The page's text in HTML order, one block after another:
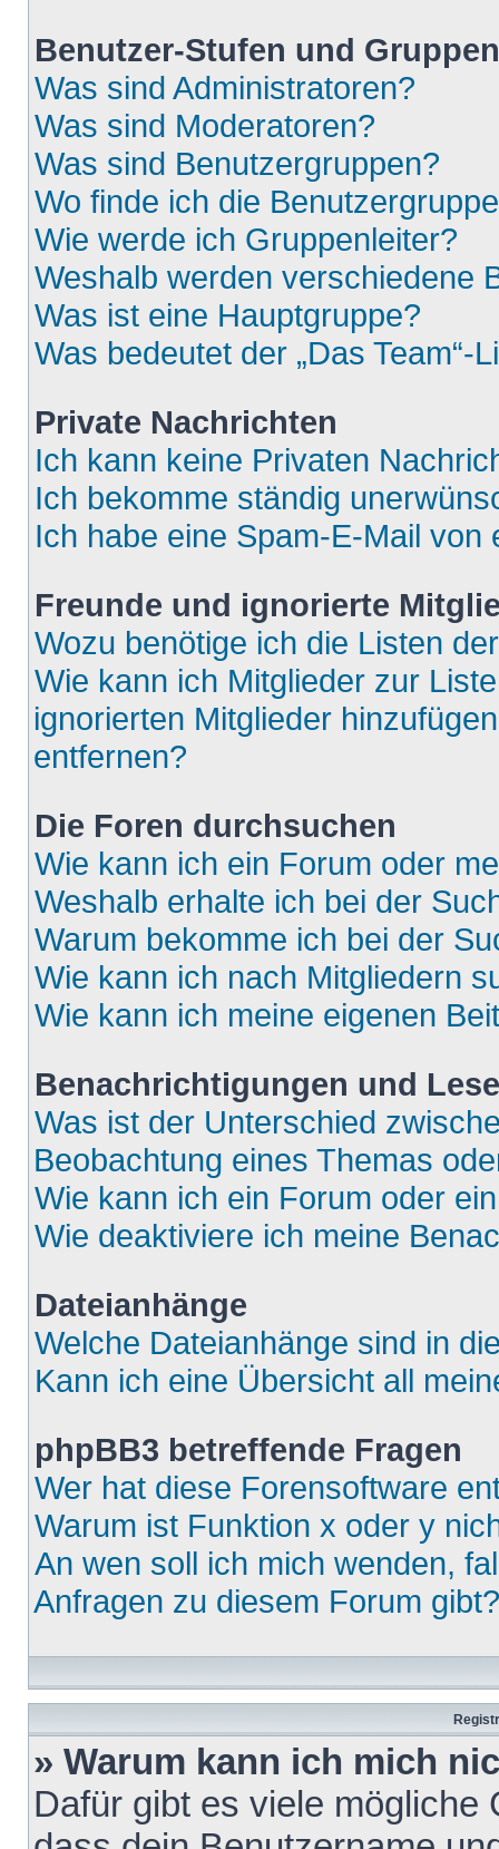
Benutzer-Stufen und Gruppen
Was sind Administratoren?
Was sind Moderatoren?
Was sind Benutzergruppen?
Wo finde ich die
Wie werde ich Gruppenleiter?
Weshalb werden verschiedene
Was ist eine Hauptgruppe?
Was bedeutet der „Das Team“-
Private Nachrichten
Ich kann keine Privaten
Ich bekomme ständig
Ich habe eine Spam-E-Mail
Freunde und ignorierte
Wozu benötige ich die Listen
Wie kann ich Mitglieder zur
ignorierten Mitglieder
entfernen?
Die Foren durchsuchen
Wie kann ich ein Forum oder
Weshalb erhalte ich bei der
Warum bekomme ich bei der
Wie kann ich nach Mitgliedern
Wie kann ich meine eigenen
Benachrichtigungen und
Was ist der Unterschied
Beobachtung eines Themas
Wie kann ich ein Forum oder
Wie deaktiviere ich meine
Dateianhänge
Welche Dateianhänge sind in
Kann ich eine Übersicht all
phpBB3 betreffende Fragen
Wer hat diese Forensoftware
Warum ist Funktion x oder y
An wen soll ich mich wenden,
Anfragen zu diesem Forum gibt?
» Warum kann ich mich
Dafür gibt es viele